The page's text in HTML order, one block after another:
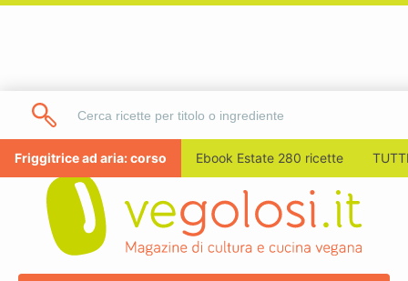
Friggitrice ad aria: corso Ebook Estate 280 ricette